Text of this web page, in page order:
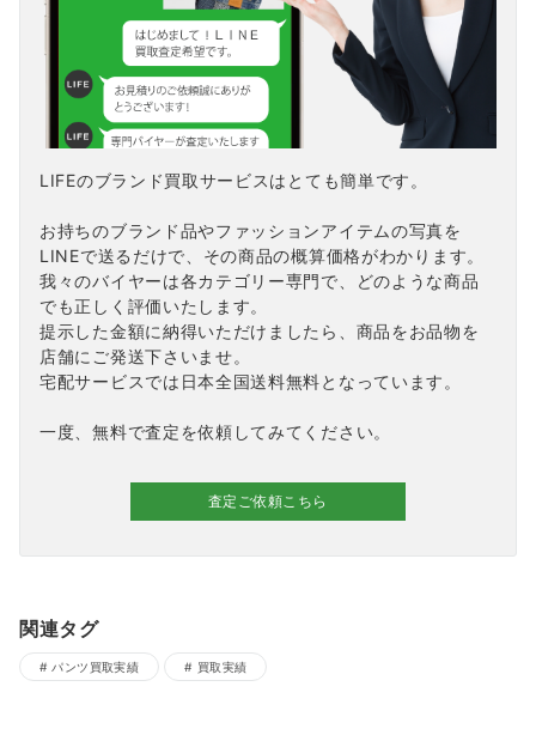
LIFEのブランド買取サービスはとても簡単です。
お持ちのブランド品やファッションアイテムの写真を
LINEで送るだけで、その商品の概算価格がわかります。
我々のバイヤーは各カテゴリー専門で、どのような商品
でも正しく評価いたします。
提示した金額に納得いただけましたら、商品をお品物を
店舗にご発送下さいませ。
宅配サービスでは日本全国送料無料となっています。
一度、無料で査定を依頼してみてください。
査定ご依頼こちら
関連タグ
パンツ買取実績 買取実績